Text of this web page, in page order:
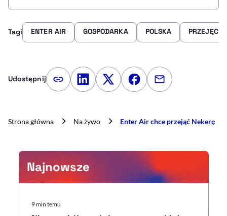
Najnowsze
9 min temu
Tagi ENTER AIR GOSPODARKA POLSKA PRZEJĘCIE
Udostępnij Kopiuj link artykułu
Udostępnij na LinkedIn
Udostępnij na Twitterze
Udostępnij na
Udostępnij
Strona główna Na żywo Enter Air chce przejąć Nekerę